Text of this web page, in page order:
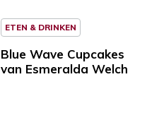
ETEN & DRINKEN
Blue Wave Cupcakes
van Esmeralda Welch